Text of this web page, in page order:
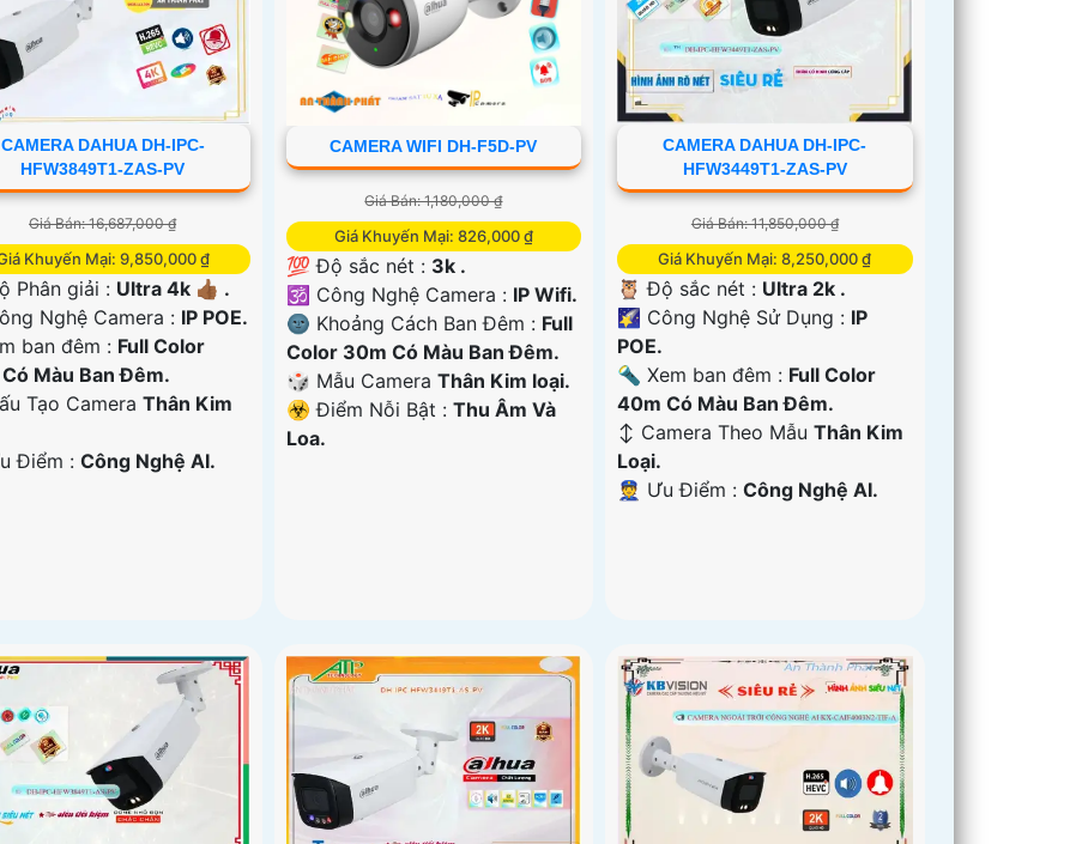
CAMERA DAHUA DH-IPC-
HFW3849T1-ZAS-PV
Giá Bán: 16,687,000 ₫
Khuyến Mại: 9,850,000 ₫
Phân giải : Ultra 4k 👍🏾 .
Nghệ Camera : IP POE.
ban đêm : Full Color
Màu Ban Đêm.
Tạo CameraThân Kim
Điểm :Công Nghệ AI.
CAMERA WIFI DH-F5D-PV
Giá Bán: 1,180,000 ₫
Giá Khuyến Mại: 826,000 ₫
💯 Độ sắc nét : 3k .
🕉️ Công Nghệ Camera : IP Wifi.
🌚 Khoảng Cách Ban Đêm : Full
Color 30m Có Màu Ban Ðêm.
🎲 Mẫu Camera Thân Kim loại.
️☣️ Điểm Nỗi Bật : Thu Âm Và
Loa.
CAMERA DAHUA DH-IPC-
HFW3449T1-ZAS-PV
Giá Bán: 11,850,000 ₫
Giá Khuyến Mại: 8,250,000 ₫
🦉 Độ sắc nét : Ultra 2k .
🌠 Công Nghệ Sử Dụng : IP
POE.
🔦 Xem ban đêm : Full Color
40m Có Màu Ban Đêm.
↕️ Camera Theo MẫuThân Kim
Loại.
️👮 Ưu Điểm :Công Nghệ AI.